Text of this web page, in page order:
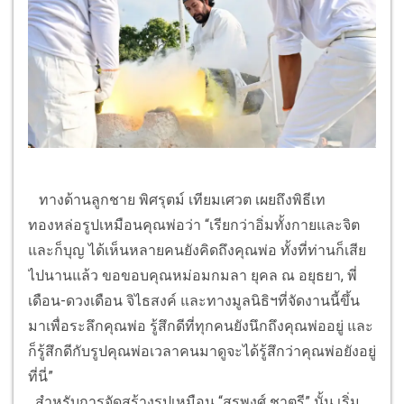
ทางด้านลูกชาย พิศรุตม์ เทียมเศวต เผยถึงพิธีเท
ทองหล่อรูปเหมือนคุณพ่อว่า “เรียกว่าอิ่มทั้งกายและจิต
และก็บุญ ได้เห็นหลายคนยังคิดถึงคุณพ่อ ทั้งที่ท่านก็เสีย
ไปนานแล้ว ขอขอบคุณหม่อมกมลา ยุคล ณ อยุธยา, พี่
เดือน-ดวงเดือน จิไธสงค์ และทางมูลนิธิฯที่จัดงานนี้ขึ้น
มาเพื่อระลึกคุณพ่อ รู้สึกดีที่ทุกคนยังนึกถึงคุณพ่ออยู่ และ
ก็รู้สึกดีกับรูปคุณพ่อเวลาคนมาดูจะได้รู้สึกว่าคุณพ่อยังอยู่
ที่นี่”